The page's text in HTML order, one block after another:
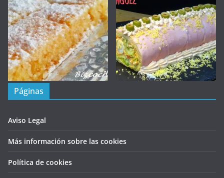
Páginas
Aviso Legal
Más información sobre las cookies
Política de cookies